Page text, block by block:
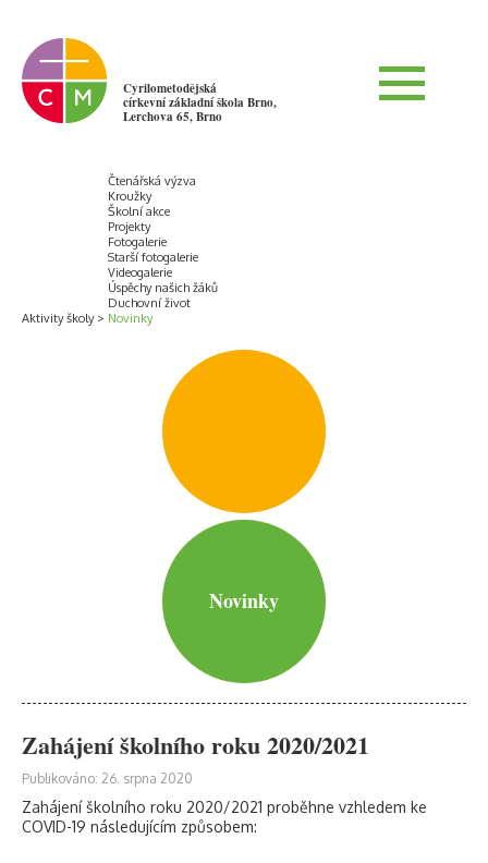
Cyrilometodějská
církevní základní škola Brno,
Lerchova 65, Brno
Aktivity školy
Čtenářská výzva
Kroužky
Školní akce
Projekty
Fotogalerie
Starší fotogalerie
Videogalerie
Úspěchy našich žáků
Duchovní život
Novinky
Novinky
Zahájení školního roku 2020/2021
Publikováno: 26. srpna 2020
Zahájení školního roku 2020/2021 proběhne vzhledem ke
COVID-19 následujícím způsobem: